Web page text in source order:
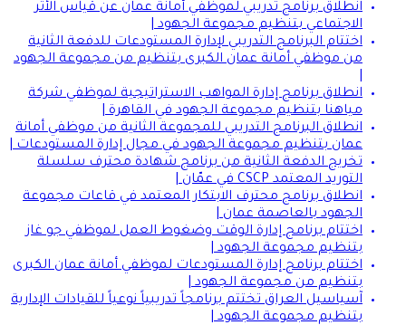
انطلاق برنامج تدريبي لموظفي أمانة عمان عن قياس الأثر
الاجتماعي بتنظيم مجموعة الجهود |
اختتام البرنامج التدريبي لإدارة المستودعات للدفعة الثانية
من موظفي أمانة عمان الكبرى بتنظيم من مجموعة الجهود
انطلاق برنامج إدارة المواهب الاستراتيجية لموظفي شركة
مياهنا بتنظيم مجموعة الجهود في القاهرة |
انطلاق البرنامج التدريبي للمجموعة الثانية من موظفي أمانة
عمان بتنظيم مجموعة الجهود في مجال إدارة المستودعات |
تخريج الدفعة الثانية من برنامج شهادة محترف سلسلة
التوريد المعتمد CSCP في عمّان |
انطلاق برنامج محترف الابتكار المعتمد في قاعات مجموعة
الجهود بالعاصمة عمان |
اختتام برنامج إدارة الوقت وضغوط العمل لموظفي جو غاز
بتنظيم مجموعة الجهود |
اختتام برنامج إدارة المستودعات لموظفي أمانة عمان الكبرى
بتنظيم من مجموعة الجهود |
آسياسيل العراق تختتم برنامجاً تدريبياً نوعياً للقيادات الإدارية
بتنظيم مجموعة الجهود |